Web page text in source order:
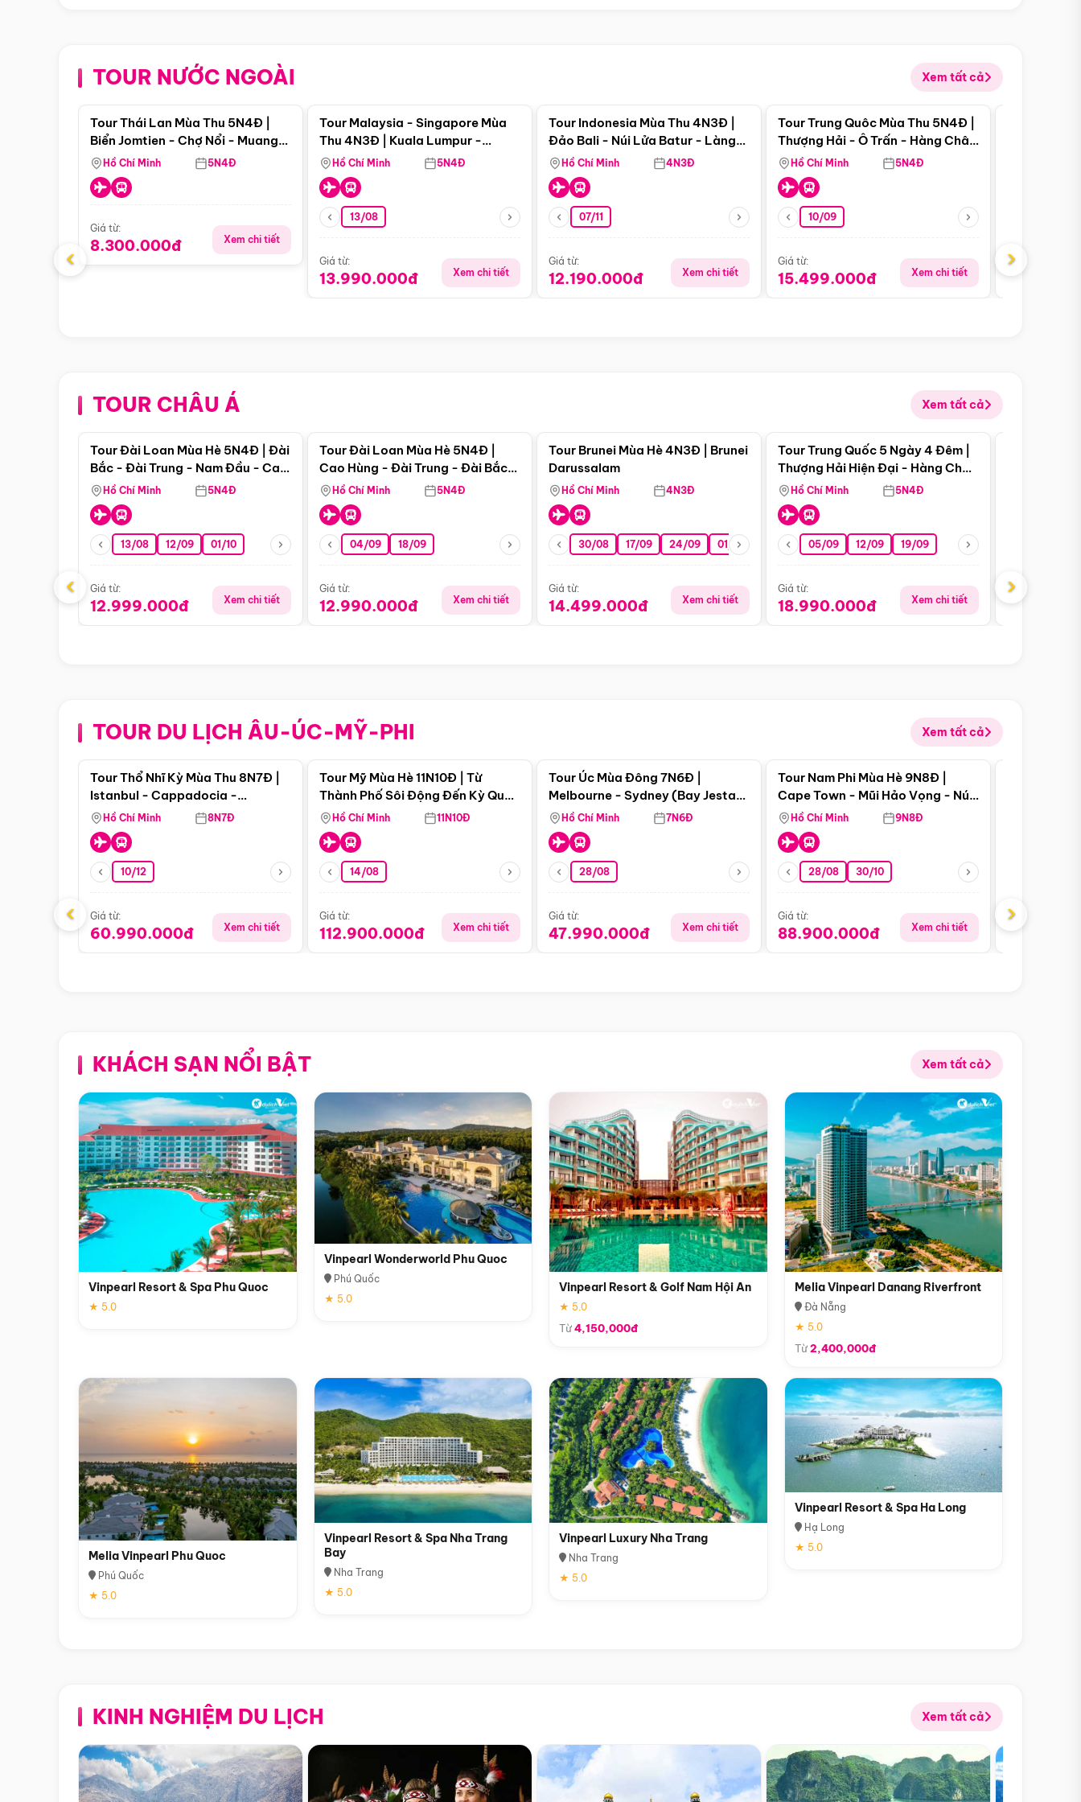
TOUR NƯỚC NGOÀI Xem tất cả
Điểm nổi bật
Tour Thái Lan Mùa Thu 5N4Đ |
Biển Jomtien - Chợ Nổi - Muang
Boran - Suanthai (Bay Vietnam
Airlines)
Hồ Chí Minh 5N4Đ
Giá từ:
8.300.000đ Xem chi tiết
Tour Malaysia - Singapore Mùa
Thu 4N3Đ | Kuala Lumpur -
Malacca - Johor Baru -
Singapore
Hồ Chí Minh 5N4Đ
13/08
Giá từ:
13.990.000đ Xem chi tiết
Tour Indonesia Mùa Thu 4N3Đ |
Đảo Bali - Núi Lửa Batur - Làng
Penglipuran
Hồ Chí Minh 4N3Đ
07/11
Giá từ:
12.190.000đ Xem chi tiết
Điểm nổi bật
Tour Trung Quôc Mùa Thu 5N4Đ |
Thượng Hải - Ô Trấn - Hàng Châu
(Tour Không Shopping)
Hồ Chí Minh 5N4Đ
10/09
Giá từ:
15.499.000đ Xem chi tiết
Giá từ:
‹ ›
TOUR CHÂU Á Xem tất cả
Điểm nổi bật
Tour Đài Loan Mùa Hè 5N4Đ | Đài
Bắc - Đài Trung - Nam Đầu - Cao
Hùng ( Bay Vn)
Hồ Chí Minh 5N4Đ
13/08 12/09 01/10
Giá từ:
12.999.000đ Xem chi tiết
Tour Đài Loan Mùa Hè 5N4Đ |
Cao Hùng - Đài Trung - Đài Bắc
(Bay Vj)
Hồ Chí Minh 5N4Đ
04/09 18/09
Giá từ:
12.990.000đ Xem chi tiết
Tour Brunei Mùa Hè 4N3Đ | Brunei
Darussalam
Hồ Chí Minh 4N3Đ
30/08 17/09 24/09 01/10 15/10 29/10
Giá từ:
14.499.000đ Xem chi tiết
Điểm nổi bật
Tour Trung Quốc 5 Ngày 4 Đêm |
Thượng Hải Hiện Đại - Hàng Châu
Nên Thơ - Ô Trấn Cổ Kính
Hồ Chí Minh 5N4Đ
05/09 12/09 19/09
Giá từ:
18.990.000đ Xem chi tiết
Giá từ:
‹ ›
TOUR DU LỊCH ÂU-ÚC-MỸ-PHI Xem tất cả
Điểm nổi bật
Tour Thổ Nhĩ Kỳ Mùa Thu 8N7Đ |
Istanbul - Cappadocia -
Pamukkale
Hồ Chí Minh 8N7Đ
10/12
Giá từ:
60.990.000đ Xem chi tiết
Tour Mỹ Mùa Hè 11N10Đ | Từ
Thành Phố Sôi Động Đến Kỳ Quan
Thiên Nhiên Mỹ
Hồ Chí Minh 11N10Đ
14/08
Giá từ:
112.900.000đ Xem chi tiết
Tour Úc Mùa Đông 7N6Đ |
Melbourne - Sydney (Bay Jestar
Airways)
Hồ Chí Minh 7N6Đ
28/08
Giá từ:
47.990.000đ Xem chi tiết
Điểm nổi bật
Tour Nam Phi Mùa Hè 9N8Đ |
Cape Town - Mũi Hảo Vọng - Núi
Bàn - Johannesburg - Pretoria -
Safari - Lodge
Hồ Chí Minh 9N8Đ
28/08 30/10
Giá từ:
88.900.000đ Xem chi tiết
Giá từ:
‹ ›
KHÁCH SẠN NỔI BẬT Xem tất cả
Vinpearl Resort & Spa Phu Quoc
★ 5.0
Vinpearl Wonderworld Phu Quoc
Phú Quốc
★ 5.0
Vinpearl Resort & Golf Nam Hội An
★ 5.0
Từ4,150,000đ
Melia Vinpearl Danang Riverfront
Đà Nẵng
★ 5.0
Từ2,400,000đ
Melia Vinpearl Phu Quoc
Phú Quốc
★ 5.0
Vinpearl Resort & Spa Nha Trang
Bay
Nha Trang
★ 5.0
Vinpearl Luxury Nha Trang
Nha Trang
★ 5.0
Vinpearl Resort & Spa Ha Long
Hạ Long
★ 5.0
KINH NGHIỆM DU LỊCH Xem tất cả